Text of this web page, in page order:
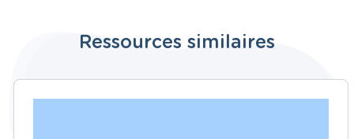
Ressources similaires